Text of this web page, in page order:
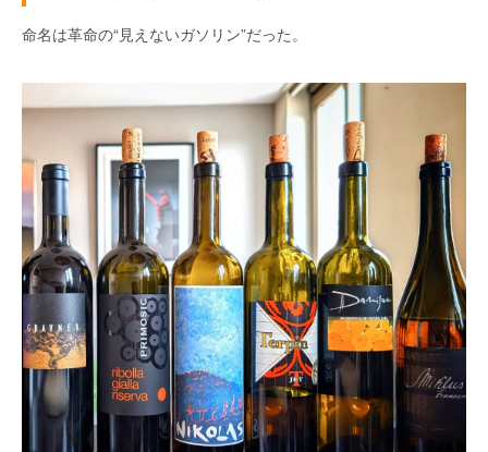
命名は革命の“見えないガソリン”だった。